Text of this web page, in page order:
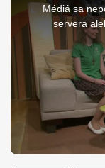
modal
Médiá sa
servera